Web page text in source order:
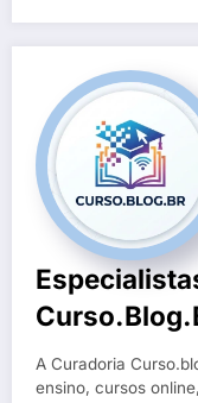
A Curadoria
ensino, cursos